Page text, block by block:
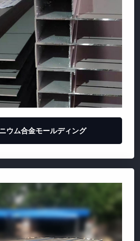
ウム合金モールディング
飛行機の着陸機
畜産型曲げ管
テント曲げた曲げ